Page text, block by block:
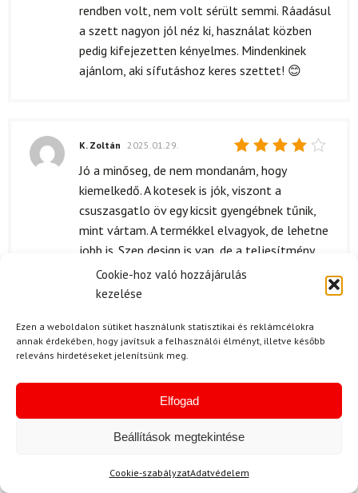
Cookie-hoz való hozzájárulás
kezelése
Ezen a weboldalon sütiket használunk statisztikai és reklámcélokra
annak érdekében, hogy javítsuk a felhasználói élményt, illetve később
releváns hirdetéseket jelenítsünk meg.
Elfogad
Beállítások megtekintése
Cookie-szabályzatAdatvédelem
rendben volt, nem volt sérült semmi. Ráadásul
a szett nagyon jól néz ki, használat közben
pedig kifejezetten kényelmes. Mindenkinek
ajánlom, aki sífutáshoz keres szettet! 😊
Értékelés:
/ 5
K. Zoltán 2025.01.29.
Jó a minőseg, de nem mondanám, hogy
kiemelkedő. A kotesek is jók, viszont a
csuszasgatlo öv egy kicsit gyengébnek tűnik,
mint vártam. A termékkel elvagyok, de lehetne
jobb is. Szep design is van, de a teljesítmény
nem mindig hozza a várt szintet.
5/ 5
K. Gergő 2025.01.06.
kényelmesek, igazán alaposan meg vannak
csinálva. Nagyon örülök, hogy ezt